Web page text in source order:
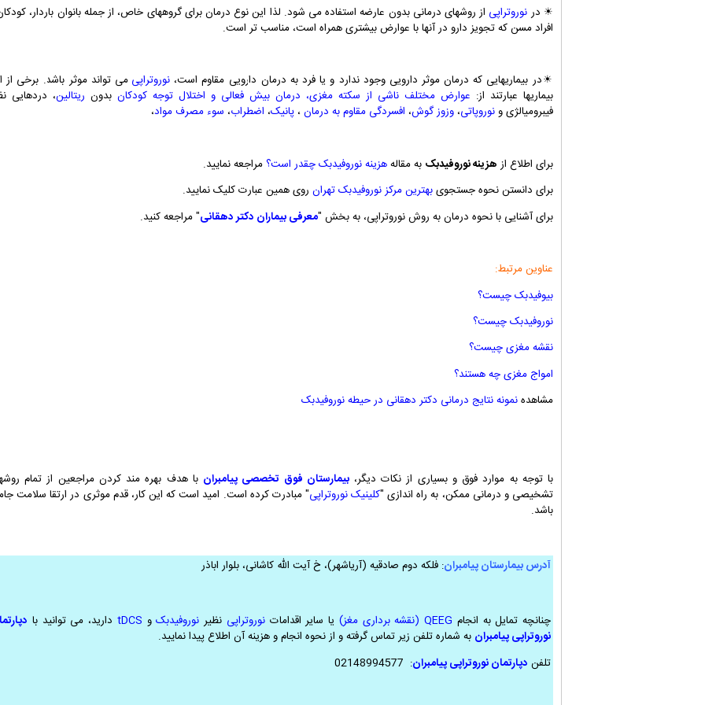
☀ در نوروتراپی از روشهای درمانی بدون عارضه استفاده می شود. لذا این نوع درمان برای گروههای خاص، از جمله بانوان باردار،
افراد مسن که تجویز دارو در آنها با عوارض بیشتری همراه است، مناسب تر است.
☀در بیماریهایی که درمان موثر دارویی وجود ندارد و یا فرد به درمان دارویی مقاوم است، نوروتراپی می تواند موثر باشد. برخی از
بیماریها عبارتند از: عوارض مختلف ناشی از سکته مغزی، درمان بیش فعالی و اختلال توجه کودکان بدون ریتالین، دردهایی
فیبرومیالژی ونوروپاتی، وزوز گوش، افسردگی مقاوم به درمان، پانیک، اضطراب، سوء مصرف مواد،
برای اطلاع از هزینه نوروفیدبک به مقالههزینه نوروفیدبک چقدر است؟مراجعه نمایید.
برای دانستن نحوه جستجویبهترین مرکز نوروفیدبک تهران روی همین عبارت کلیک نمایید.
برای آشنایی با نحوه درمان به روش نوروتراپی، به بخش "معرفی بیماران دکتر دهقانی" مراجعه کنید.
عناوین مرتبط:
بیوفیدبک چیست؟
نوروفیدبک چیست؟
نقشه مغزی چیست؟
امواج مغزی چه هستند؟
مشاهدهنمونه نتایج درمانی دکتر دهقانی در حیطه نوروفیدبک
با توجه به موارد فوق و بسیاری از نکات دیگر،بیمارستان فوق تخصصی پیامبران با هدف بهره مند کردن مراجعین از تمام
تشخیصی و درمانی ممکن، به راه اندازی "کلینیک نوروتراپی" مبادرت کرده است. امید است که این کار، قدم موثری در ارتقا سلامت
باشد.
آدرس بیمارستان پیامبران: فلکه دوم صادقیه (آریاشهر)، خ آیت الله کاشانی، بلوار اباذر
چنانچه تمایل به انجام QEEG (نقشه برداری مغز) یا سایر اقداماتنوروتراپی نظیر نوروفیدبکو tDCS دارید، می توانید با
نوروتراپی پیامبران به شماره تلفن زیر تماس گرفته و از نحوه انجام و هزینه آن اطلاع پیدا نمایید.
تلفن دپارتمان نوروتراپی پیامبران: 02148994577